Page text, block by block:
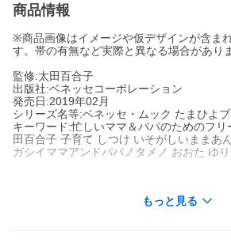
商品情報
※商品画像はイメージや仮デザインが含ま
す。帯の有無など実際と異なる場合があり
監修:太田百合子
出版社:ベネッセコーポレーション
発売日:2019年02月
シリーズ名等:ベネッセ・ムック たまひよ
キーワード:忙しいママ＆パパのためのフ
田百合子 子育て しつけ いそがしいままあ
ガシイママアンドパパノタメノ おおた ゆ
もっと見る